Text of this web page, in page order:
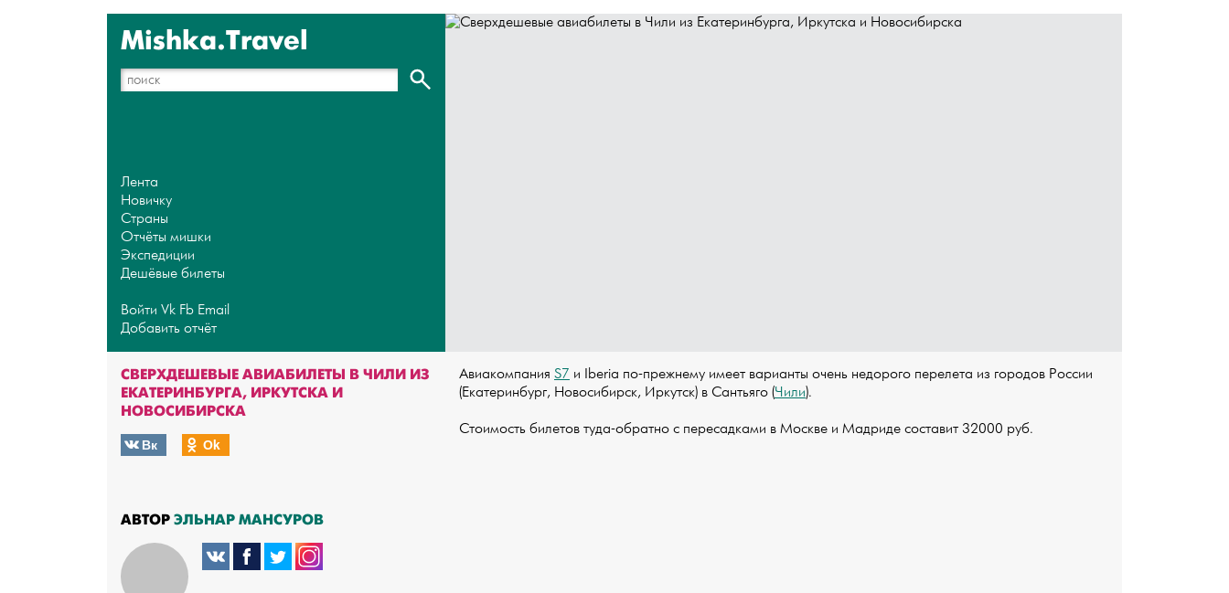
Mishka.Travel
Лента
Новичку
Страны
Отчёты мишки
Экспедиции
Дешёвые билеты
Войти Vk Fb Email
Добавить отчёт
СВЕРХДЕШЕВЫЕ АВИАБИЛЕТЫ В ЧИЛИ ИЗ
ЕКАТЕРИНБУРГА, ИРКУТСКА И
НОВОСИБИРСКА
Вк Оk
АВТОРЭЛЬНАР МАНСУРОВ
Авиакомпания S7 и Iberia по-прежнему имеет варианты очень недорого перелета из городов России
(Екатеринбург, Новосибирск, Иркутск) в Сантьяго (Чили).
Стоимость билетов туда-обратно с пересадками в Москве и Мадриде составит 32000 руб.